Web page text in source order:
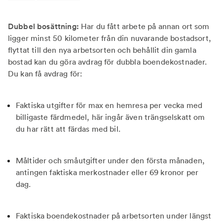
Dubbel bosättning: Har du fått arbete på annan ort som
ligger minst 50 kilometer från din nuvarande bostadsort,
flyttat till den nya arbetsorten och behållit din gamla
bostad kan du göra avdrag för dubbla boendekostnader.
Du kan få avdrag för:
Faktiska utgifter för max en hemresa per vecka med
billigaste färdmedel, här ingår även trängselskatt om
du har rätt att färdas med bil.
Måltider och småutgifter under den första månaden,
antingen faktiska merkostnader eller 69 kronor per
dag.
Faktiska boendekostnader på arbetsorten under längst